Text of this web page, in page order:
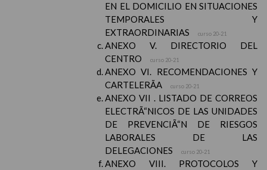
EN EL DOMICILIO EN SITUACIONES
TEMPORALES Y
EXTRAORDINARIAS
curso 20-21
ANEXO V. DIRECTORIO DEL
CENTRO
curso 20-21
ANEXO VI. RECOMENDACIONES Y
CARTELERÃA
curso 20-21
ANEXO VII . LISTADO DE CORREOS
ELECTRÃ“NICOS DE LAS UNIDADES
DE PREVENCIÃ“N DE RIESGOS
LABORALES DE LAS
DELEGACIONES
curso 20-21
ANEXO VIII. PROTOCOLOS Y